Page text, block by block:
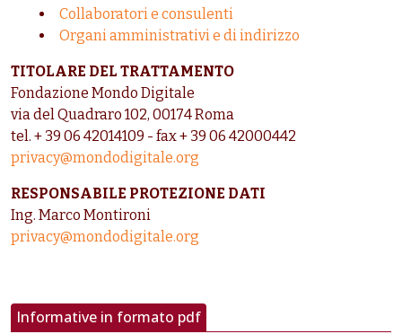
Collaboratori e consulenti
Organi amministrativi e di indirizzo
TITOLARE DEL TRATTAMENTO
Fondazione Mondo Digitale
via del Quadraro 102, 00174 Roma
tel. + 39 06 42014109 - fax + 39 06 42000442
privacy@mondodigitale.org
RESPONSABILE PROTEZIONE DATI
Ing. Marco Montironi
privacy@mondodigitale.org
Informative in formato pdf